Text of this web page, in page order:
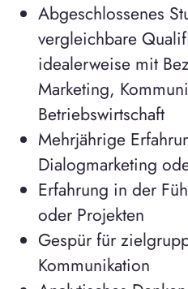
Abgeschlossenes
vergleichbare
idealerweise mit
Marketing,
Betriebswirtschaft
Mehrjährige
Dialogmarketing
Erfahrung in der
oder Projekten
Gespür für
Kommunikation